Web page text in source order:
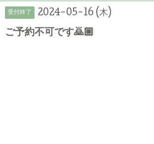
受付終了 2024-05-16 (木)
ご予約不可です🙇🏼